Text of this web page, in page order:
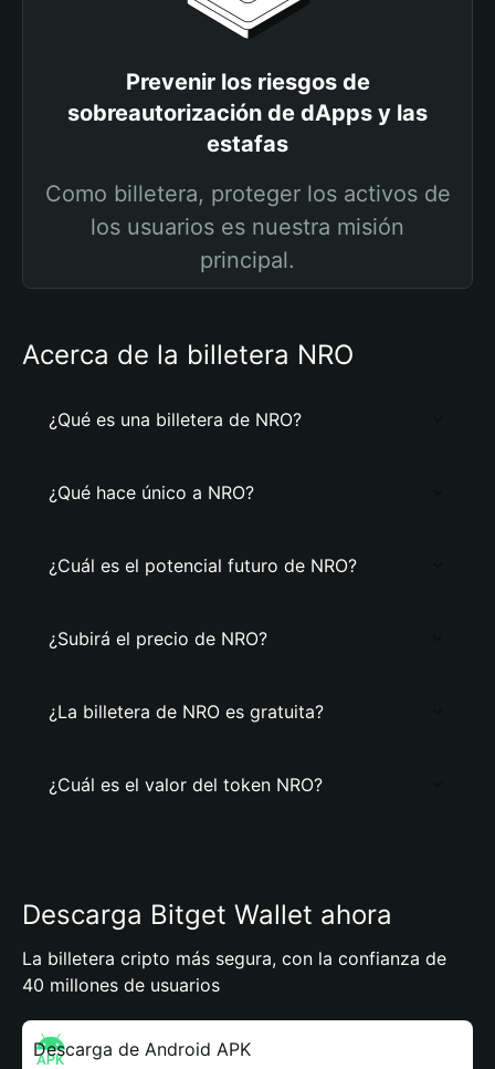
Prevenir los riesgos de
sobreautorización de dApps y las
estafas
Como billetera, proteger los activos de
los usuarios es nuestra misión
principal.
Acerca de la billetera NRO
¿Qué es una billetera de NRO?
¿Qué hace único a NRO?
¿Cuál es el potencial futuro de NRO?
¿Subirá el precio de NRO?
¿La billetera de NRO es gratuita?
¿Cuál es el valor del token NRO?
Descarga Bitget Wallet ahora
La billetera cripto más segura, con la confianza de
40 millones de usuarios
Descarga de Android APK